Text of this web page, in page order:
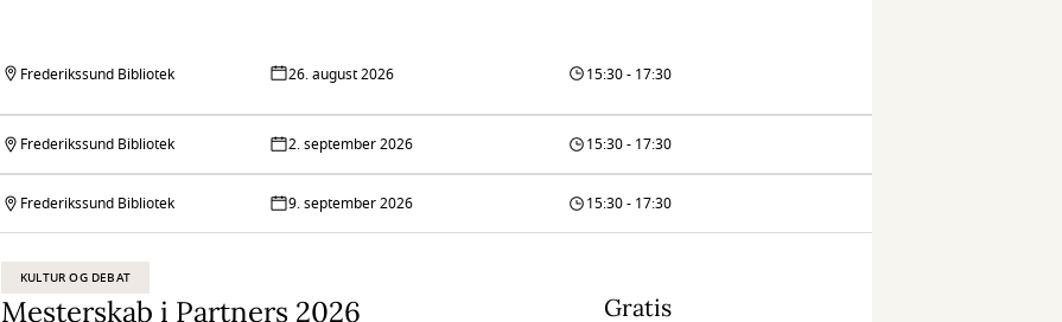
Frederikssund Bibliotek 26. august 2026 15:30 - 17:30
Frederikssund Bibliotek 2. september 2026 15:30 - 17:30
Frederikssund Bibliotek 9. september 2026 15:30 - 17:30
KULTUR OG DEBAT
Mesterskab i Partners 2026 Gratis